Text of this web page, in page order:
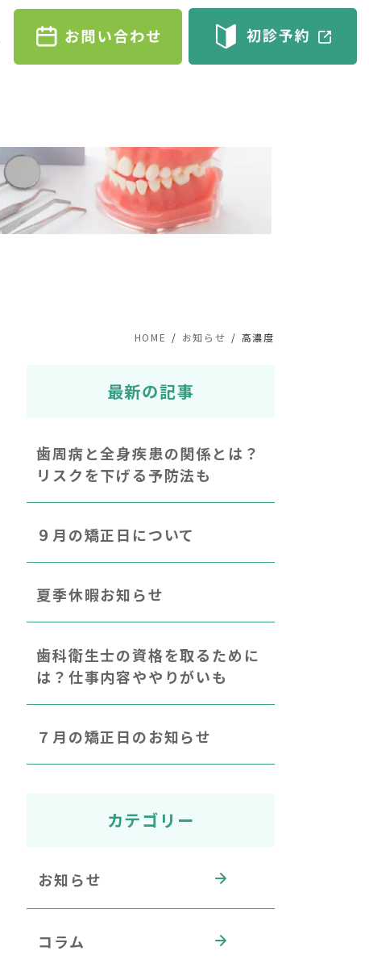
HOME お知らせ 高濃度
最新の記事
歯周病と全身疾患の関係とは？
リスクを下げる予防法も
９月の矯正日について
夏季休暇お知らせ
歯科衛生士の資格を取るために
は？仕事内容ややりがいも
７月の矯正日のお知らせ
カテゴリー
お知らせ
コラム